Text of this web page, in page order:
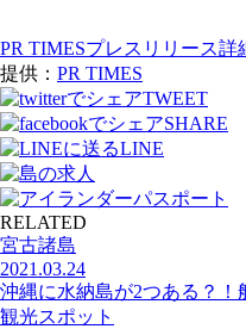
PR TIMESプレスリリース詳
提供： PR TIMES
TWEET
SHARE
LINE
RELATED
宮古諸島
2021.03.24
沖縄に水納島が2つある？
観光スポット